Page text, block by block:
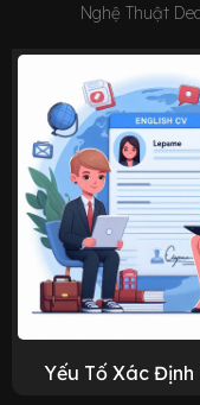
Nghệ Thuật
Yếu Tố Xác Định